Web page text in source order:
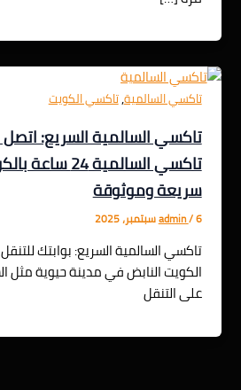
تاكسي السالمية,تاكسي الكويت
تاكسي السالمية
سريعة وموثوقة
admin/6 سبتمبر، 2025
تاكسي السالمية السريع: بوابتك
الكويت النابض في مدينة حيوية مثل
على التنقل